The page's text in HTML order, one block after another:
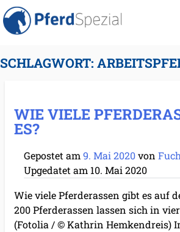
SCHLAGWORT:
WIE VIELE
ES?
Gepostet am 9. Mai 2020von
Upgedatet am 10. Mai 2020
Wie viele Pferderassen gibt es auf
200 Pferderassen lassen sich in
(Fotolia / © Kathrin Hemkendreis)